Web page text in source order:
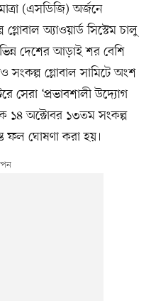
(এসডিজি) অর্জনে
অ্যাওয়ার্ড সিস্টেম চালু
দেশের আড়াই শর বেশি
সংকল্প গ্লোবাল সামিটে অংশ
সেরা ‘প্রভাবশালী উদ্যোগ
১৪ অক্টোবর ১৩তম সংকল্প
ফল ঘোষণা করা হয়।